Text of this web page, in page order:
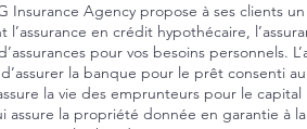
Insurance Agency propose à ses clients
l’assurance en crédit hypothécaire,
pour vos besoins personnels.
la banque pour le prêt consenti
la vie des emprunteurs pour le
assure la propriété donnée en garantie à